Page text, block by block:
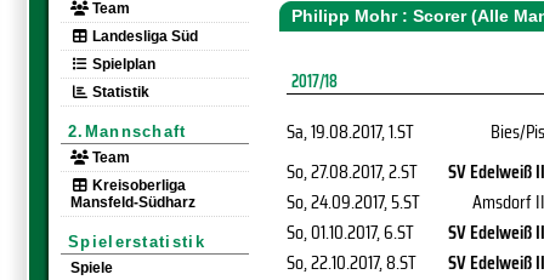
Team
Landesliga Süd
Spielplan
Statistik
2.Mannschaft
Team
Kreisoberliga
Mansfeld-Südharz
Spielerstatistik
Spiele
Philipp Mohr : Scorer (Alle
2017/18
Sa, 19.08.2017, 1.ST
Bies/Pis
So, 27.08.2017, 2.ST
SV Edelweiß II
So, 24.09.2017, 5.ST
Amsdorf II
So, 01.10.2017, 6.ST
SV Edelweiß II
So, 22.10.2017, 8.ST
SV Edelweiß II